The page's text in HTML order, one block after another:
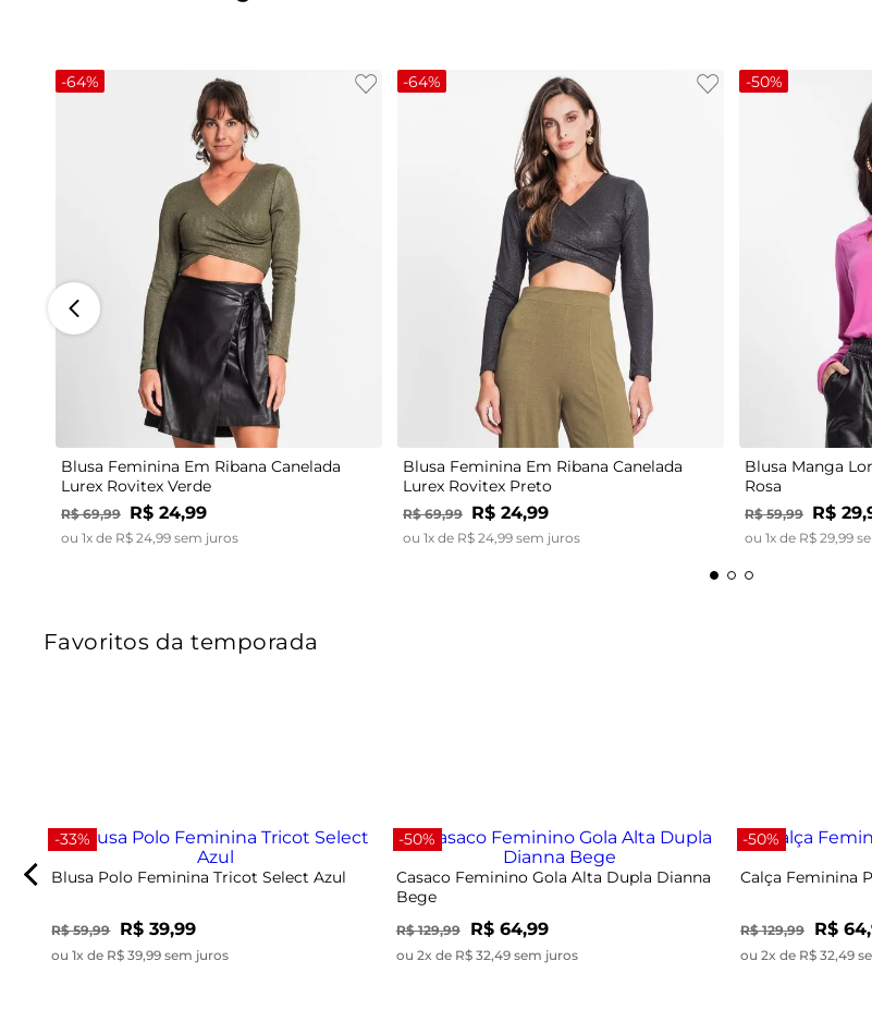
-64%
Blusa Feminina Em Ribana Canelada
Lurex Rovitex Verde
R$ 69,99 R$ 24,99
ou 1x de R$ 24 99 sem juros
-64%
Blusa Feminina Em Ribana Canelada
Lurex Rovitex Preto
R$ 69,99 R$ 24,99
ou 1x de R$ 24 99 sem juros
-50%
P M
Blusa Manga
Rosa
R$ 59,99 R$ 29,
ou 1x de R$ 29 99
Favoritos da temporada
-33%
Blusa Polo Feminina Tricot Select Azul
R$ 59,99 R$ 39,99
ou 1x de R$ 39,99 sem juros
-50%
Casaco Feminino Gola Alta Dupla Dianna
Bege
R$ 129,99 R$ 64,99
ou 2x de R$ 32,49 sem juros
-50%
Calça Feminina
R$ 129,99 R$
ou 2x de R$ 32,49